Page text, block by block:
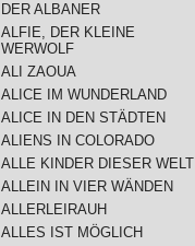
DER ALBANER
ALFIE, DER KLEINE
WERWOLF
ALI ZAOUA
ALICE IM WUNDERLAND
ALICE IN DEN STÄDTEN
ALIENS IN COLORADO
ALLE KINDER DIESER WELT
ALLEIN IN VIER WÄNDEN
ALLERLEIRAUH
ALLES IST MÖGLICH